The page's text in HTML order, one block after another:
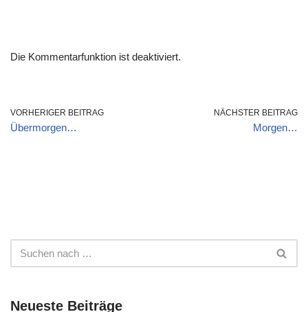
Die Kommentarfunktion ist deaktiviert.
VORHERIGER BEITRAG
Übermorgen…
NÄCHSTER BEITRAG
Morgen…
Neueste Beiträge